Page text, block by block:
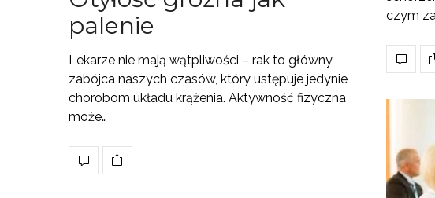
czym
palenie
Lekarze nie mają wątpliwości – rak to główny
zabójca naszych czasów, który ustępuje jedynie
chorobom układu krążenia. Aktywność fizyczna
może…